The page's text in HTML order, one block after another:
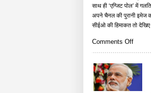
साथ ही ‘एग्जिट पोल’ में
अपने चैनल की पुरानी इमेज
सीईओ की हिमाकत तो देखिए
Comments Offon
गोदी
मीडिया